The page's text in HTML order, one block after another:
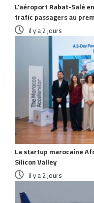
L’aéroport Rabat-Salé
trafic passagers au
il y a 2 jours
La startup marocaine
Silicon Valley
il y a 2 jours